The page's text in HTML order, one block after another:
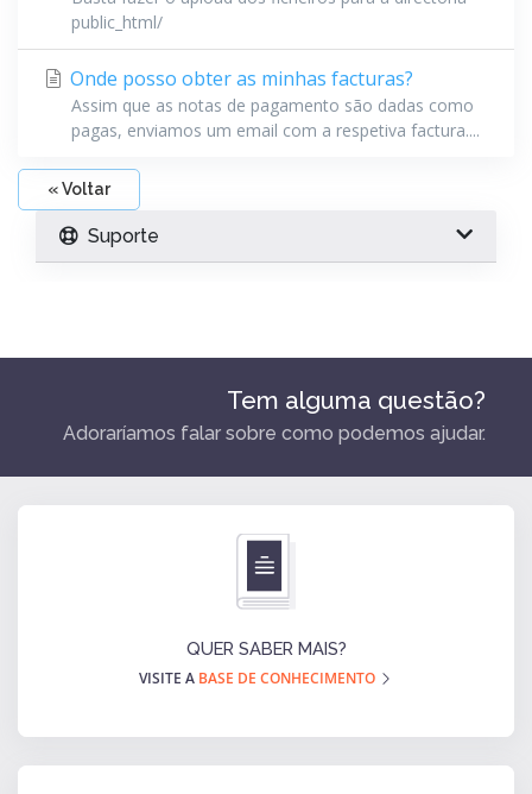
public_html/
Onde posso obter as minhas facturas?
Assim que as notas de pagamento são dadas como
pagas, enviamos um email com a respetiva factura....
« Voltar
Suporte
Tem alguma questão?
Adoraríamos falar sobre como podemos ajudar.
QUER SABER MAIS?
VISITE A BASE DE CONHECIMENTO